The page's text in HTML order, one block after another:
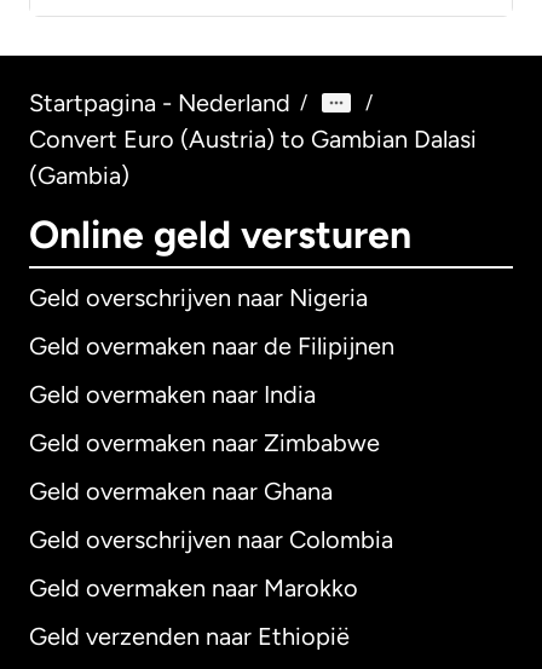
Startpagina - Nederland / /
Convert Euro (Austria) to Gambian Dalasi
(Gambia)
Online geld versturen
Geld overschrijven naar Nigeria
Geld overmaken naar de Filipijnen
Geld overmaken naar India
Geld overmaken naar Zimbabwe
Geld overmaken naar Ghana
Geld overschrijven naar Colombia
Geld overmaken naar Marokko
Geld verzenden naar Ethiopië